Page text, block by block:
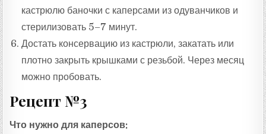
кастрюлю баночки с каперсами из одуванчиков и
стерилизовать 5–7 минут.
Достать консервацию из кастрюли, закатать или
плотно закрыть крышками с резьбой. Через месяц
можно пробовать.
Рецепт №3
Что нужно для каперсов: